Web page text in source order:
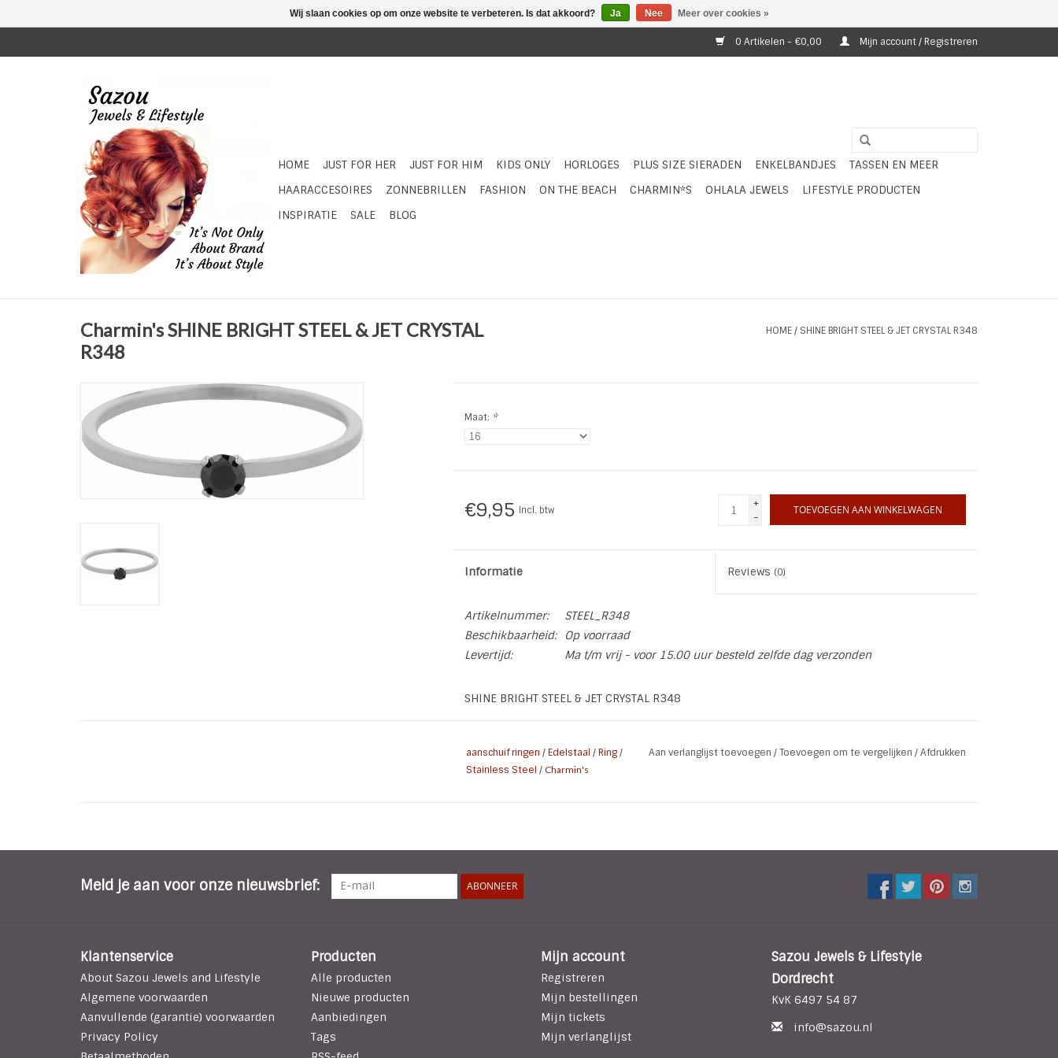
0 Artikelen - €0,00 Mijn account / Registreren
HOME JUST FOR HER JUST FOR HIM KIDS ONLY HORLOGES PLUS SIZE SIERADEN ENKELBANDJES
TASSEN EN MEER
HAARACCESOIRES
ZONNEBRILLEN FASHION ON THE BEACH CHARMIN*S OHLALA JEWELS
LIFESTYLE PRODUCTEN
INSPIRATIE
SALE BLOG
Charmin's SHINE BRIGHT STEEL & JET CRYSTAL
R348
HOME/ SHINE BRIGHT STEEL & JET CRYSTAL R348
Maat: *
€9,95 Incl. btw
+
-
TOEVOEGEN AAN WINKELWAGEN
Informatie Reviews (0)
Artikelnummer:
STEEL_R348
Beschikbaarheid:
Op voorraad
Levertijd:
Ma t/m vrij - voor 15.00 uur besteld zelfde dag verzonden
SHINE BRIGHT STEEL & JET CRYSTAL R348
Materiaal: Hoogwaardig Edelstaal (L316)
aanschuif ringen /Edelstaal /Ring/
Stainless Steel / Charmin's
Aan verlanglijst toevoegen /Toevoegen om te vergelijken /Afdrukken
Meld je aan voor onze nieuwsbrief: ABONNEER
Klantenservice
About Sazou Jewels and Lifestyle
Algemene voorwaarden
Aanvullende (garantie) voorwaarden
Privacy Policy
Producten
Alle producten
Nieuwe producten
Aanbiedingen
Tags
Mijn account
Registreren
Mijn bestellingen
Mijn tickets
Mijn verlanglijst
Sazou Jewels & Lifestyle
Dordrecht
KvK 6497 54 87
info@sazou.nl
Wij slaan cookies op om onze website te verbeteren. Is dat akkoord? Ja Nee Meer over cookies »